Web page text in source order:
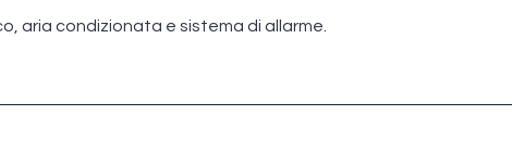
aria condizionata e sistema di allarme.